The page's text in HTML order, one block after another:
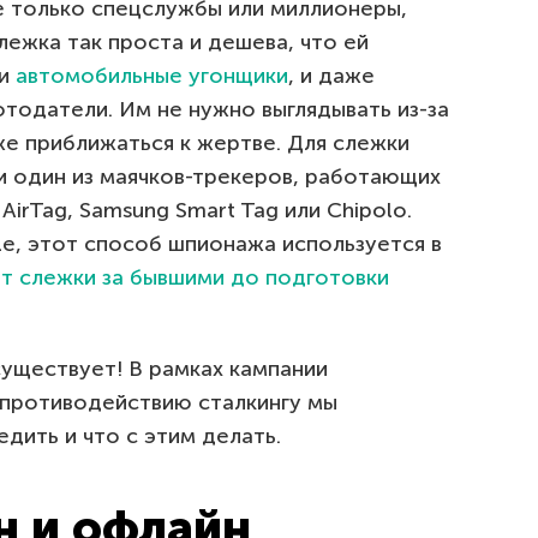
только спецслужбы или миллионеры,
так проста и дешева, что ей
автомобильные угонщики, и даже
Им не нужно выглядывать из-за
приближаться к жертве. Для слежки
из маячков-трекеров, работающих
Samsung Smart Tag или Chipolo.
этот способ шпионажа используется в
слежки за бывшими до подготовки
В рамках кампании
сталкингу мы
и что с этим делать.